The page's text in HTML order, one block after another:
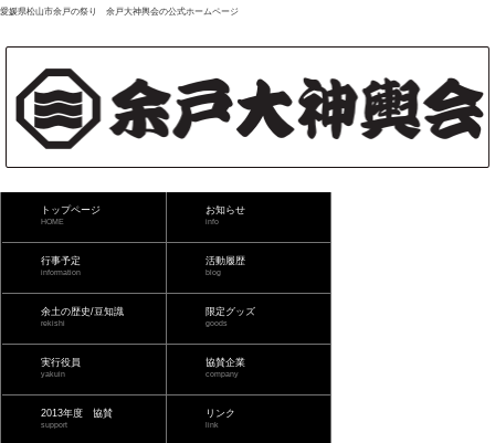
愛媛県松山市余戸の祭り 余戸大神輿会の公式ホームページ
トップページ
HOME
お知らせ
info
行事予定
information
活動履歴
blog
余土の歴史/豆知識
rekishi
限定グッズ
goods
実行役員
yakuin
協賛企業
company
2013年度 協賛
support
リンク
link